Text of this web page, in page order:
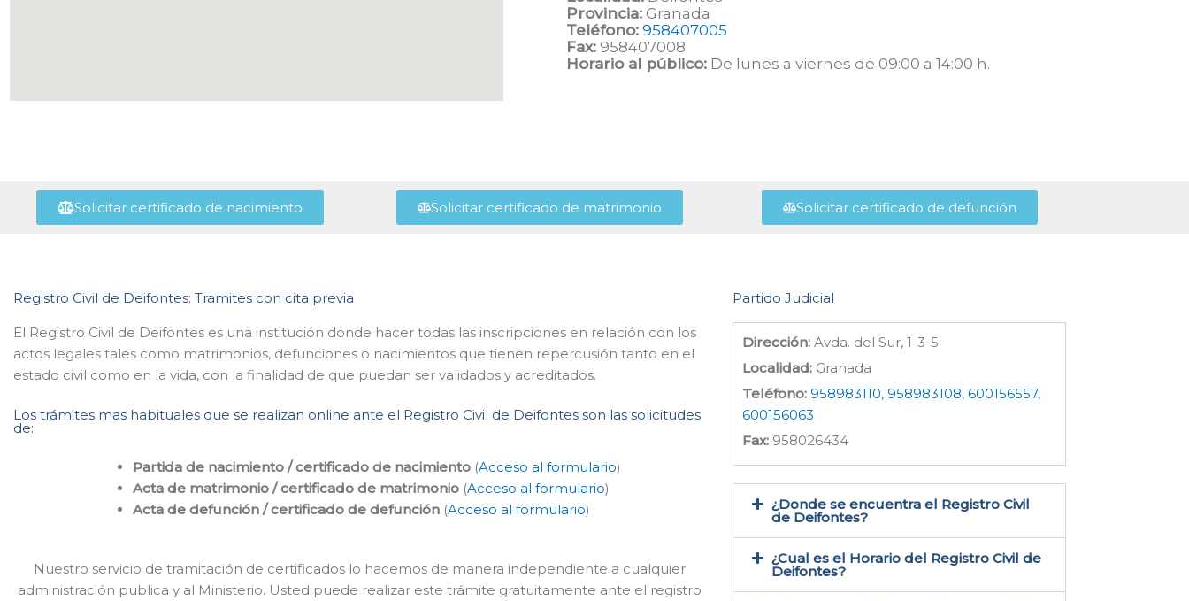
Provincia: Granada
Teléfono: 958407005
Fax: 958407008
Horario al público: De lunes a viernes de 09:00 a 14:00 h.
Solicitar certificado de nacimiento Solicitar certificado de matrimonio Solicitar certificado de defunción
Registro Civil de Deifontes: Tramites con cita previa
El Registro Civil de Deifontes es una institución donde hacer todas las inscripciones en relación con los
actos legales tales como matrimonios, defunciones o nacimientos que tienen repercusión tanto en el
estado civil como en la vida, con la finalidad de que puedan ser validados y acreditados.
Los trámites mas habituales que se realizan online ante el Registro Civil de Deifontes son las solicitudes
de:
Partida de nacimiento / certificado de nacimiento (Acceso al formulario)
Acta de matrimonio / certificado de matrimonio (Acceso al formulario)
Acta de defunción / certificado de defunción (Acceso al formulario)
Nuestro servicio de tramitación de certificados lo hacemos de manera independiente a cualquier
administración publica y al Ministerio. Usted puede realizar este trámite gratuitamente ante el registro
Partido Judicial
Dirección: Avda. del Sur, 1-3-5
Localidad: Granada
Teléfono: 958983110, 958983108, 600156557,
600156063
Fax: 958026434
¿Donde se encuentra el Registro Civil
de Deifontes​?
¿Cual es el Horario del Registro Civil de
Deifontes?